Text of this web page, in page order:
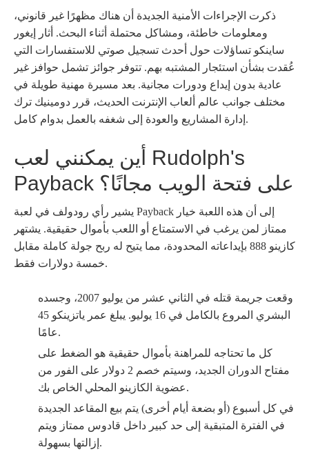
ذكرت الإجراءات الأمنية الجديدة أن هناك مظهرًا غير قانوني،
ومعلومات خاطئة، ومشاكل محتملة أثناء البحث. أثار إيغور
ساينكو تساؤلات حول أحدث تسجيل صوتي للاستفسارات التي
عُقدت بشأن استئجار المشتبه بهم. تتوفر جوائز تشمل حوافز غير
عادية بدون إيداع ودورات مجانية. بعد مسيرة مهنية طويلة في
مختلف جوانب عالم ألعاب الإنترنت الحديث، قرر دومينيك ترك
إدارة المشاريع والعودة إلى شغفه بالعمل بدوام كامل.
أين يمكنني لعب Rudolph's
Payback على فتحة الويب مجانًا؟
يشير رأي رودولف في لعبة Payback إلى أن هذه اللعبة خيار
ممتاز لمن يرغب في الاستمتاع أو اللعب بأموال حقيقية. يشتهر
كازينو 888 بإيداعاته المحدودة، مما يتيح له ربح جولة كاملة مقابل
خمسة دولارات فقط.
وقعت جريمة قتله في الثاني عشر من يوليو 2007، وجسده
البشري المروع بالكامل في 16 يوليو. يبلغ عمر ياتزينكو 45
عامًا.
كل ما تحتاجه للمراهنة بأموال حقيقية هو الضغط على
مفتاح الدوران الجديد، وسيتم خصم 2 دولار على الفور من
عضوية الكازينو المحلي الخاص بك.
في كل أسبوع (أو بضعة أيام أخرى) يتم بيع المقاعد الجديدة
في الفترة المتبقية إلى حد كبير داخل قادوس ممتاز ويتم
إزالتها بسهولة.